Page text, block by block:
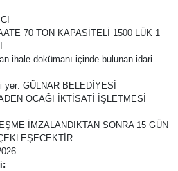
70 TON KAPASİTELİ 1500 LÜK 1
ihale dokümanı içinde bulunan idari
yer: GÜLNAR BELEDİYESİ
OCAĞI İKTİSATİ İŞLETMESİ
İMZALANDIKTAN SONRA 15 GÜN